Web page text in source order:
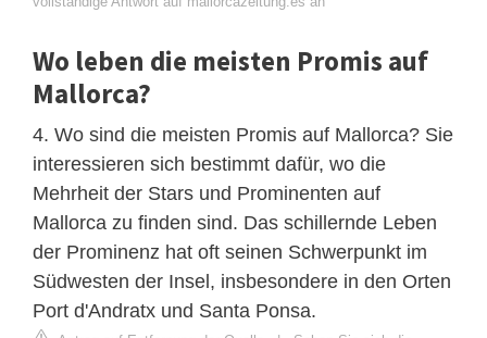
Wo leben die meisten Promis auf
Mallorca?
4. Wo sind die meisten Promis auf Mallorca? Sie
interessieren sich bestimmt dafür, wo die
Mehrheit der Stars und Prominenten auf
Mallorca zu finden sind. Das schillernde Leben
der Prominenz hat oft seinen Schwerpunkt im
Südwesten der Insel, insbesondere in den Orten
Port d'Andratx und Santa Ponsa.